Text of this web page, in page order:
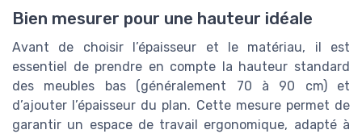
Bien mesurer pour une hauteur idéale
Avant de choisir l’épaisseur et le matériau, il est
essentiel de prendre en compte la hauteur standard
des meubles bas (généralement 70 à 90 cm) et
d’ajouter l’épaisseur du plan. Cette mesure permet de
garantir un espace de travail ergonomique, adapté à